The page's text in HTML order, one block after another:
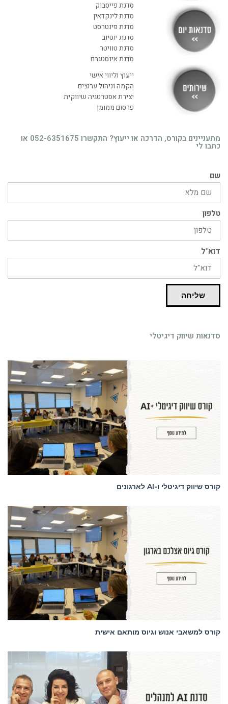
סדנת פייסבוק
סדנת לינקדאין
סדנת פינטרסט
סדנת יוטיוב
סדנת טוויטר
סדנת אינסטגרם
ייעוץ וליווי אישי
הקמה וניהול ערוצים
יצירת אסטרטגיה שיווקית
פרסום ממומן
מתעניינים בקורס, הדרכה או ייעוץ? התקשרו 052-6351675 או
כתבו לי
שם
טלפון
דוא"ל
שליחה
סדנאות שיווק דיגיטלי
קורס שיווק דיגיטלי ו-AI לארגונים
קורס למשאבי אנוש וגיוס מותאם אישית